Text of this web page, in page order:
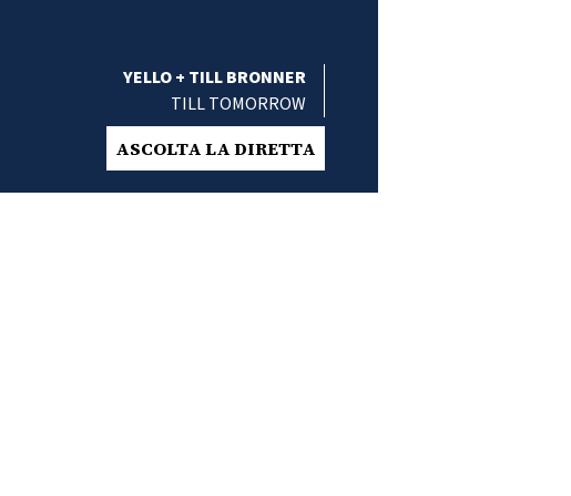
YELLO + TILL BRONNER
TILL TOMORROW
ASCOLTA LA DIRETTA